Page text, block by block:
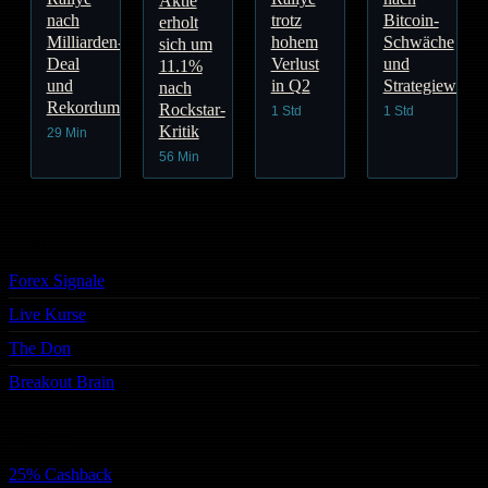
nach
Milliarden-
Deal
und
Rekordumsatz
29 Min
erholt
sich um
11.1%
nach
Rockstar-
Kritik
56 Min
trotz
hohem
Verlust
in Q2
1 Std
Bitcoin-
Schwäche
und
1 Std
Forex Signale
Live Kurse
The Don
Breakout Brain
25% Cashback